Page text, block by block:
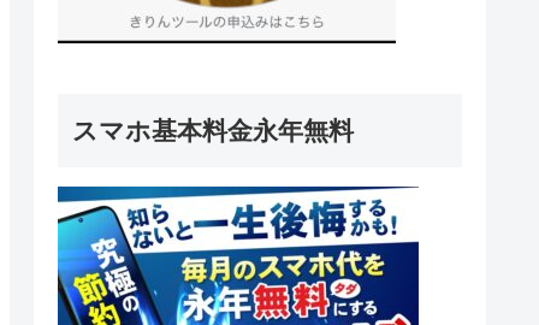
スマホ基本料金永年無料